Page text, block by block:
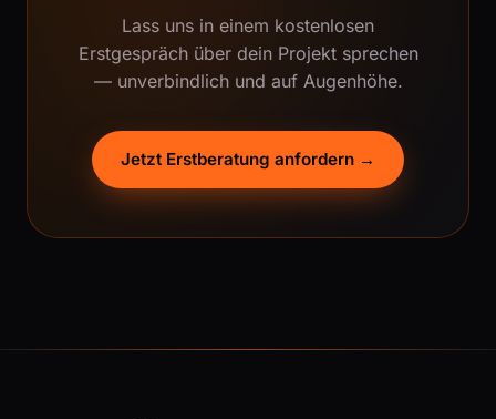
Lass uns in einem kostenlosen
Erstgespräch über dein Projekt sprechen
— unverbindlich und auf Augenhöhe.
Jetzt Erstberatung anfordern →